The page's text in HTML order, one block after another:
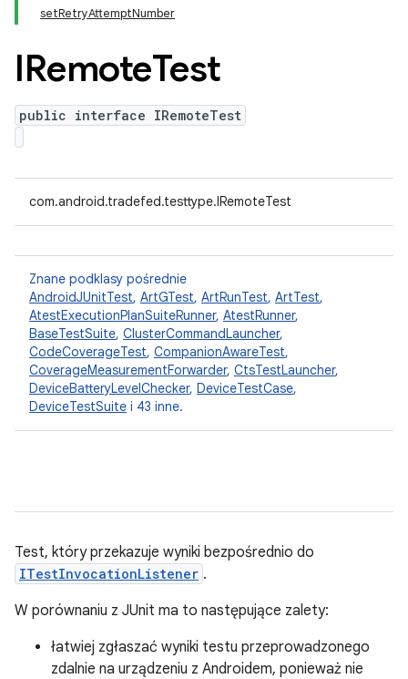
setRetryAttemptNumber
IRemoteTest
public interface IRemoteTest
com.android.tradefed.testtype.IRemoteTest
Znane podklasy pośrednie
AndroidJUnitTest, ArtGTest, ArtRunTest, ArtTest,
AtestExecutionPlanSuiteRunner, AtestRunner,
BaseTestSuite, ClusterCommandLauncher,
CodeCoverageTest, CompanionAwareTest,
CoverageMeasurementForwarder, CtsTestLauncher,
DeviceBatteryLevelChecker, DeviceTestCase,
DeviceTestSuite i 43 inne.
Test, który przekazuje wyniki bezpośrednio do
ITestInvocationListener .
W porównaniu z JUnit ma to następujące zalety:
łatwiej zgłaszać wyniki testu przeprowadzonego
zdalnie na urządzeniu z Androidem, ponieważ nie